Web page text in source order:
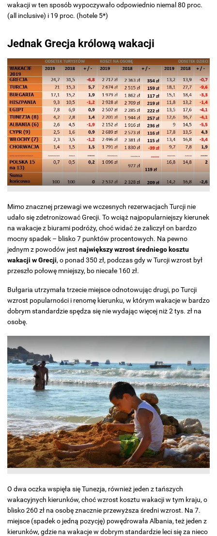
wakacji w ten sposób wypoczywało odpowiednio niemal 80 proc.
(all inclusive) i 19 proc. (hotele 5*)
Jednak Grecja królową wakacji
Mimo znacznej przewagi we wczesnych rezerwacjach Turcji nie
udało się zdetronizować Grecji. To wciąż najpopularniejszy kierunek
na wakacje z biurami podróży, choć widać że zaliczył on bardzo
mocny spadek – blisko 7 punktów procentowych. Na pewno
jednym z powodów jest największy wzrost średniego kosztu
wakacji w Grecji, o ponad 350 zł, podczas gdy w Turcji wzrost był
przeszło połowę mniejszy, bo niecałe 160 zł.
Bułgaria utrzymała trzecie miejsce odnotowując drugi, po Turcji
wzrost popularności i renomę kierunku, w którym wakacje w bardzo
dobrym standardzie spędza się nie wydając więcej niż 2 tys. zł na
osobę.
O dwa oczka wspięła się Tunezja, również jeden z tańszych
wakacyjnych kierunków, choć wzrost kosztu wakacji w tym kraju, o
blisko 260 zł na osobę znacznie przewyższa średni wzrost. Na 7.
miejsce (spadek o jedną pozycję) powędrowała Albania, też jeden z
kierunków, gdzie na wakacje w dobrym standardzie leci się za nieco